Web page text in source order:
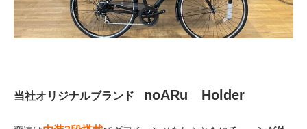
当社オリジナルブランド noARu Holder